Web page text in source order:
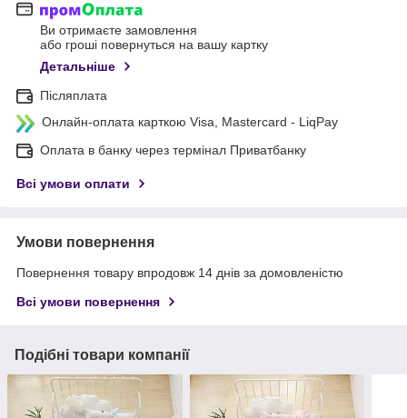
Ви отримаєте замовлення
або гроші повернуться на вашу картку
Детальніше
Післяплата
Онлайн-оплата карткою Visa, Mastercard - LiqPay
Оплата в банку через термінал Приватбанку
Всі умови оплати
Умови повернення
Повернення товару впродовж 14 днів за домовленістю
Всі умови повернення
Подібні товари компанії